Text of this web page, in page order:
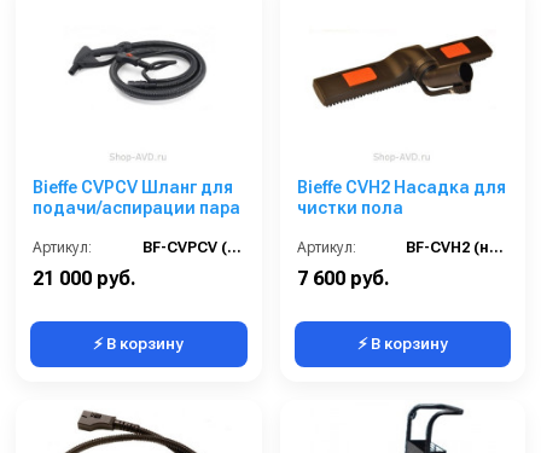
Bieffe CVPCV Шланг для
подачи/аспирации пара
Артикул: BF-CVPCV (новый RIP5521)
21 000 руб.
⚡ В корзину
Bieffe CVH2 Насадка для
чистки пола
Артикул: BF-CVH2 (новый RIP5041)
7 600 руб.
⚡ В корзину